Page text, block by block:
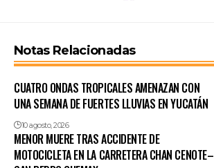
Notas Relacionadas
CUATRO ONDAS TROPICALES AMENAZAN CON
UNA SEMANA DE FUERTES LLUVIAS EN YUCATÁN
10 agosto, 2026
MENOR MUERE TRAS ACCIDENTE DE
MOTOCICLETA EN LA CARRETERA CHAN CENOTE–